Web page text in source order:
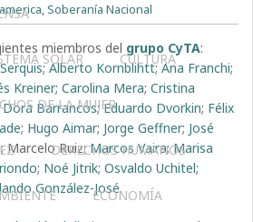
SOLAR CULTURA
DE LA MUJER
DERECHOS HUMANOS
ECONOMÍA
,Soberanía Nacional
miembros del grupo CyTA:
;Alberto Kornblihtt;Ana Franchi;
Kreiner;Carolina Mera;Cristina
Dora Barrancos;Eduardo Dvorkin; Félix
; Hugo Aimar; Jorge Geffner; José
; Marcelo Ruiz;Marcos Vaira;Marisa
; Noé Jitrik;Osvaldo Uchitel;
González-José.